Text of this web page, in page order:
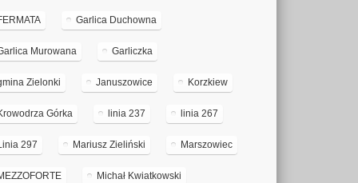
Garlica Duchowna
Murowana Garliczka
Zielonki Januszowice Korzkiew
Górka linia 237 linia 267
297 Mariusz Zieliński Marszowiec
Michał Kwiatkowski